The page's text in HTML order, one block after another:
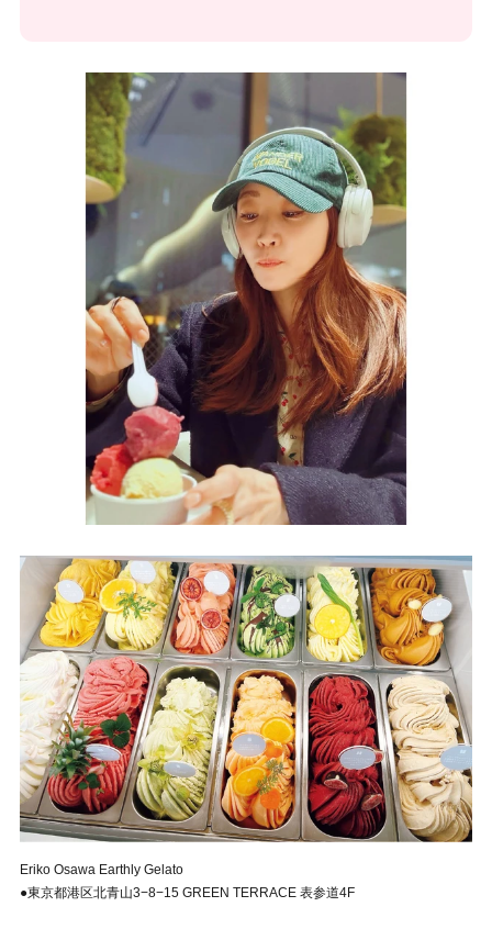
Eriko Osawa Earthly Gelato
●東京都港区北青山3−8−15 GREEN TERRACE 表参道4F